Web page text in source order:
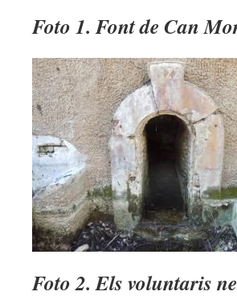
Foto 1. Font de Can
Foto 2. Els voluntaris